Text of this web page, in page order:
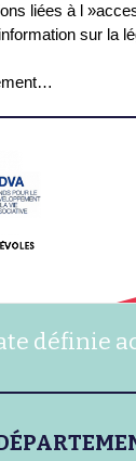
liées à l
sur la
définie